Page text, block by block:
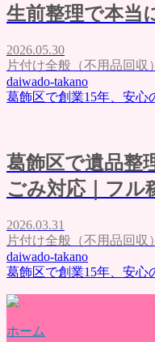
生前整理で本当
2026.05.30
片付け全般（不用品回収）
daiwado-takano
葛飾区で創業15年、安心
葛飾区で遺品整
ごみ対応｜フル
2026.03.31
片付け全般（不用品回収）
daiwado-takano
葛飾区で創業15年、安心
ホーム